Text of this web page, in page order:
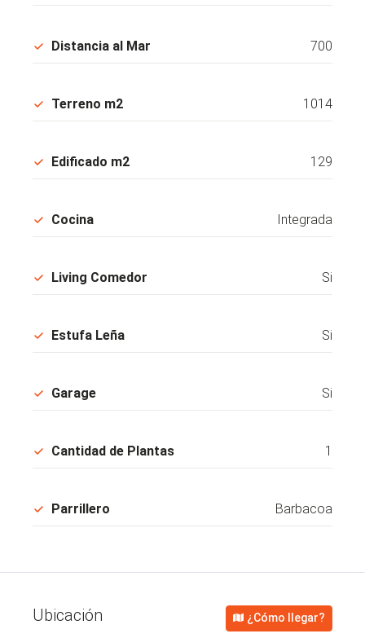
Distancia al Mar 700
Terreno m2 1014
Edificado m2 129
Cocina Integrada
Living Comedor Si
Estufa Leña Si
Garage Si
Cantidad de Plantas 1
Parrillero Barbacoa
Ubicación ¿Cómo llegar?